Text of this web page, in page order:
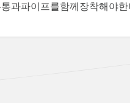
과파이프를함께장착해야한